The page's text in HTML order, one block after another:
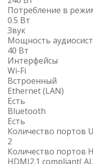
Потребление в
0.5 Вт
Звук
Мощность
40 Вт
Интерфейсы
Wi-Fi
Встроенный
Ethernet (LAN)
Есть
Bluetooth
Есть
Количество портов
2
Количество портов
HDMI2.1 compliant(